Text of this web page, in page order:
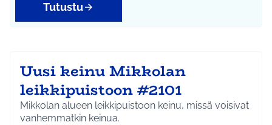
Tutustu
Uusi keinu Mikkolan
leikkipuistoon #2101
Mikkolan alueen leikkipuistoon keinu, missä voisivat
vanhemmatkin keinua.